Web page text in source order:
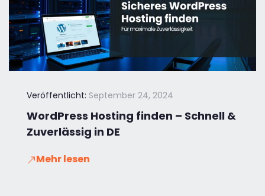
Veröffentlicht: September 24, 2024
WordPress Hosting finden – Schnell &
Zuverlässig in DE
Mehr lesen